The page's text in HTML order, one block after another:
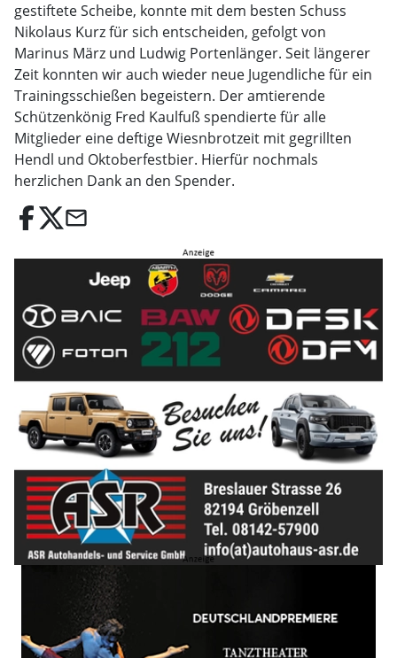
gestiftete Scheibe, konnte mit dem besten Schuss
Nikolaus Kurz für sich entscheiden, gefolgt von
Marinus März und Ludwig Portenlänger. Seit längerer
Zeit konnten wir auch wieder neue Jugendliche für ein
Trainingsschießen begeistern. Der amtierende
Schützenkönig Fred Kaulfuß spendierte für alle
Mitglieder eine deftige Wiesnbrotzeit mit gegrillten
Hendl und Oktoberfestbier. Hierfür nochmals
herzlichen Dank an den Spender.
email